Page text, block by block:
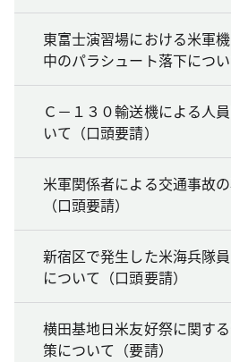
東富士演習場における米軍
中のパラシュート落下につい
Ｃ－１３０輸送機による人
いて（口頭要請）
米軍関係者による交通事故
（口頭要請）
新宿区で発生した米海兵隊
について（口頭要請）
横田基地日米友好祭に関す
策について（要請）